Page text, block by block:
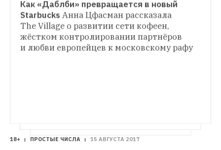
ИНДУСТРИЯ
«Мы не воспринимаем плохие кофейни как
конкурентов» Ксения Мандрик — о том,
ПРОСТЫЕ ЧИСЛА
Самый дорогой и самый дешевый бургер
Узнали, где продаются самые дешевые
бургеры (вы тоже это знаете) и сколько
стоит бургер с черным трюфелем и фуа-
Как «Даблби» превращается в новый
Starbucks Анна Цфасман рассказала
The Village о развитии сети кофеен,
жёстком контролировании партнёров
и любви европейцев к московскому рафу
18+ ПРОСТЫЕ ЧИСЛА 15 АВГУСТА 2017